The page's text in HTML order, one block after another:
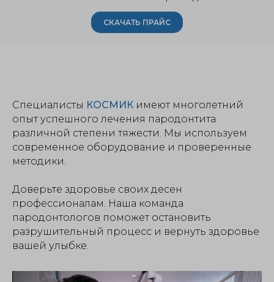
СКАЧАТЬ ПРАЙС
Специалисты КОСМИК имеют многолетний
опыт успешного лечения пародонтита
различной степени тяжести. Мы используем
современное оборудование и проверенные
методики.
Доверьте здоровье своих десен
профессионалам. Наша команда
пародонтологов поможет остановить
разрушительный процесс и вернуть здоровье
вашей улыбке.